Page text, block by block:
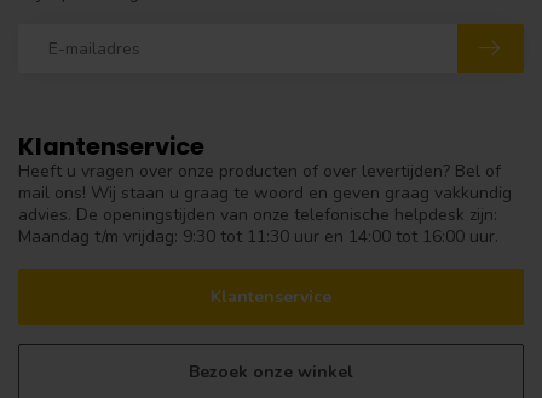
Klantenservice
Heeft u vragen over onze producten of over levertijden? Bel of
mail ons! Wij staan u graag te woord en geven graag vakkundig
advies. De openingstijden van onze telefonische helpdesk zijn:
Maandag t/m vrijdag: 9:30 tot 11:30 uur en 14:00 tot 16:00 uur.
Klantenservice
Bezoek onze winkel